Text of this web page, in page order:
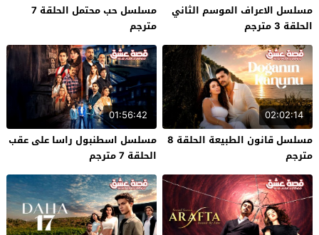
مسلسل الاعراف الموسم الثاني
الحلقة 3 مترجم
مسلسل حب محتمل الحلقة 7
مترجم
02:02:14
مسلسل قانون الطبيعة الحلقة 8
مترجم
01:56:42
مسلسل اسطنبول راسا على عقب
الحلقة 7 مترجم